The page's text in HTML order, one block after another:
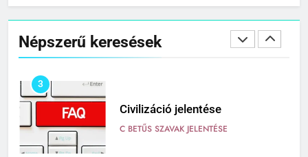
Népszerű keresések
Cingár jelentése
C BETŰS SZAVAK JELENTÉSE
3
Civilizáció jelentése
C BETŰS SZAVAK JELENTÉSE